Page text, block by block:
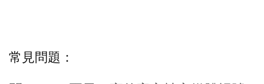
常見問題：